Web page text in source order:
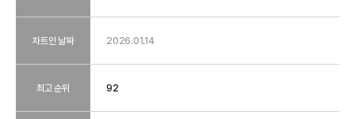
차트인 날짜
최고 순위
2026.01.14
92